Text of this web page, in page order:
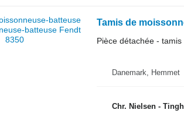
Tamis de
Pièce détachée -
Danemark, Hemmet
Chr. Nielsen -